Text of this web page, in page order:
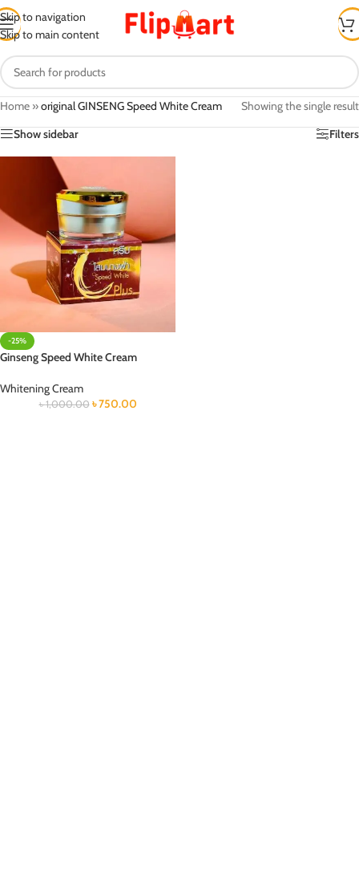
Skip to navigation
Skip to main content
Home »original GINSENG Speed White Cream
Showing the single result
Show sidebar
Filters
-25%
Ginseng Speed White Cream
Whitening Cream
৳1,000.00 ৳750.00